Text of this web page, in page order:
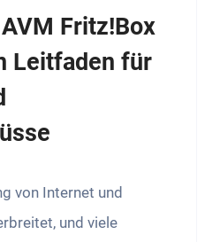
Fritz!Box
Leitfaden für
von Internet und
und viele